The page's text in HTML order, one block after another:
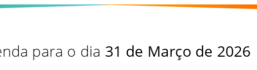
para o dia 31 de Março de 2026